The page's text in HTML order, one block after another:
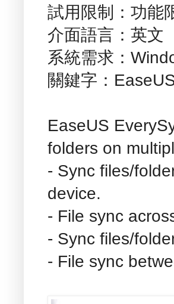
試用限制：功能
介面語言：英文
系統需求：
關鍵字：
EaseUS
folders on
- Sync files/
device.
- File sync
- Sync files/
- File sync